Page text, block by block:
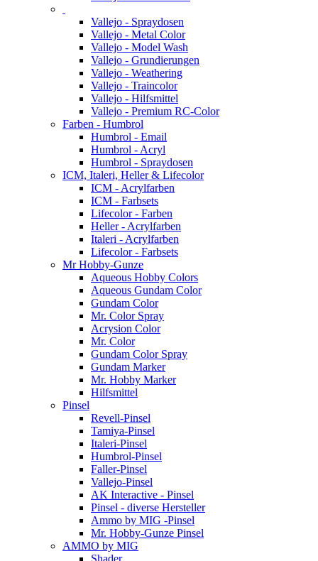
Vallejo - Spraydosen
Vallejo - Metal Color
Vallejo - Model Wash
Vallejo - Grundierungen
Vallejo - Weathering
Vallejo - Traincolor
Vallejo - Hilfsmittel
Vallejo - Premium RC-Color
Farben - Humbrol
Humbrol - Email
Humbrol - Acryl
Humbrol - Spraydosen
ICM, Italeri, Heller & Lifecolor
ICM - Acrylfarben
ICM - Farbsets
Lifecolor - Farben
Heller - Acrylfarben
Italeri - Acrylfarben
Lifecolor - Farbsets
Mr Hobby-Gunze
Aqueous Hobby Colors
Aqueous Gundam Color
Gundam Color
Mr. Color Spray
Acrysion Color
Mr. Color
Gundam Color Spray
Gundam Marker
Mr. Hobby Marker
Hilfsmittel
Pinsel
Revell-Pinsel
Tamiya-Pinsel
Italeri-Pinsel
Humbrol-Pinsel
Faller-Pinsel
Vallejo-Pinsel
AK Interactive - Pinsel
Pinsel - diverse Hersteller
Ammo by MIG -Pinsel
Mr. Hobby-Gunze Pinsel
AMMO by MIG
Shader